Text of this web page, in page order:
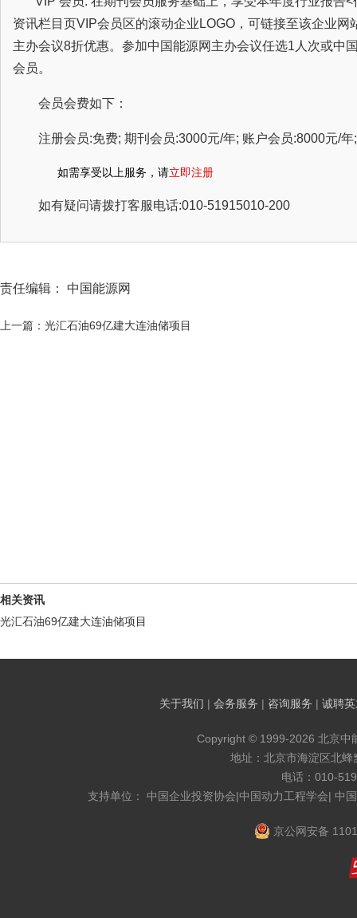
资讯栏目页VIP会员区的滚动企业LOGO，可链接至该企业
主办会议8折优惠。参加中国能源网主办会议任选1人次或中
会员。
会员会费如下：
注册会员:免费; 期刊会员:3000元/年; 账户会员:8000元/
如需享受以上服务，请立即注册
如有疑问请拨打客服电话:010-51915010-200
责任编辑： 中国能源网
上一篇：光汇石油69亿建大连油储项目
相关资讯
光汇石油69亿建大连油储项目
关于我们 | 会务服务 | 咨询服务 | 诚聘
Copyright © 1999-2026 北京中
地址：北京市海淀区北
电话：010-
支持单位： 中国企业投资协会|中国动力工程学会| 中
京公网安备